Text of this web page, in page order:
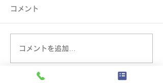
コメント
コメントを追加…